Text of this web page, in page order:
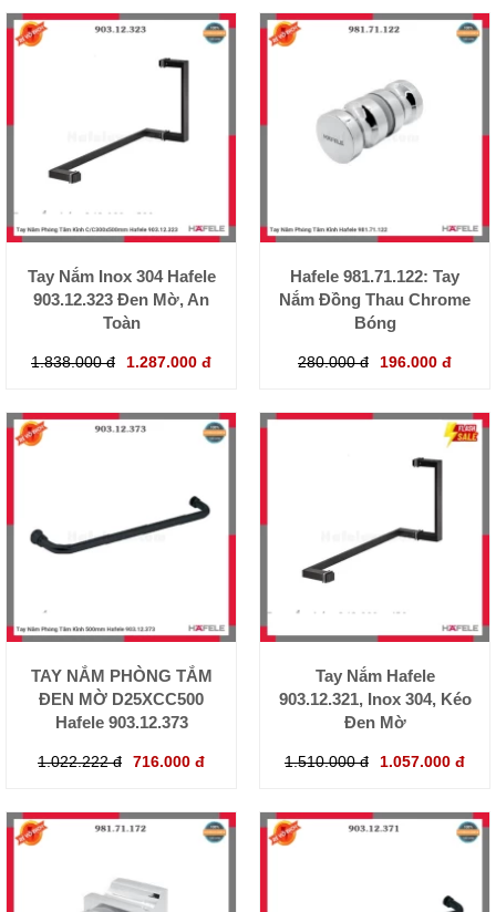
Tay Nắm Inox 304 Hafele
903.12.323 Đen Mờ, An
Toàn
1.838.000 đ 1.287.000 đ
Hafele 981.71.122: Tay
Nắm Đồng Thau Chrome
Bóng
280.000 đ 196.000 đ
TAY NẮM PHÒNG TẮM
ĐEN MỜ D25XCC500
Hafele 903.12.373
1.022.222 đ 716.000 đ
Tay Nắm Hafele
903.12.321, Inox 304, Kéo
Đen Mờ
1.510.000 đ 1.057.000 đ